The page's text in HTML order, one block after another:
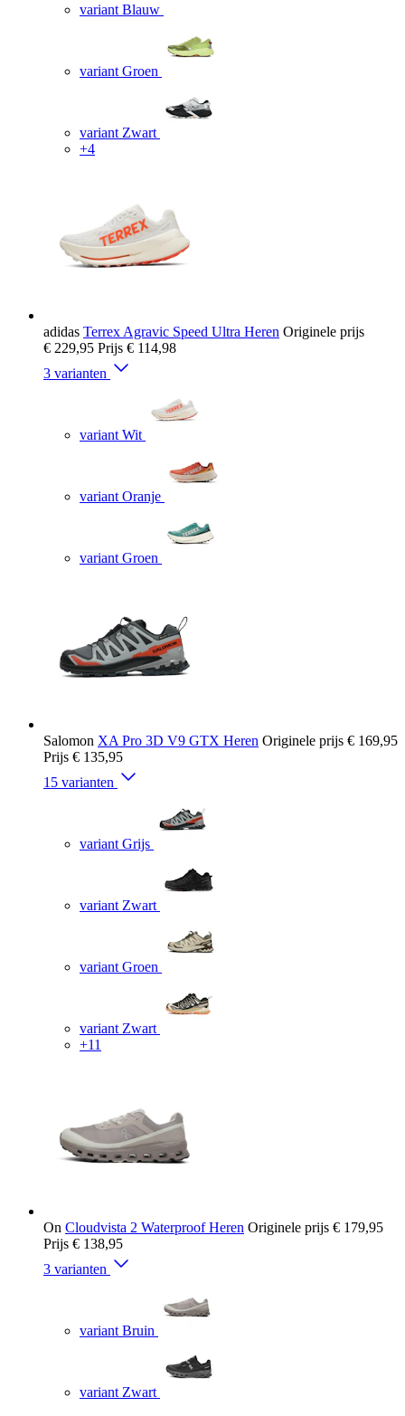
variant Blauw
variant Groen
variant Zwart
+4
adidas Terrex Agravic Speed Ultra Heren Originele prijs
€ 229,95 Prijs € 114,98
3 varianten
variant Wit
variant Oranje
variant Groen
Salomon XA Pro 3D V9 GTX Heren Originele prijs € 169,95
Prijs € 135,95
15 varianten
variant Grijs
variant Zwart
variant Groen
variant Zwart
+11
On Cloudvista 2 Waterproof Heren Originele prijs € 179,95
Prijs € 138,95
3 varianten
variant Bruin
variant Zwart